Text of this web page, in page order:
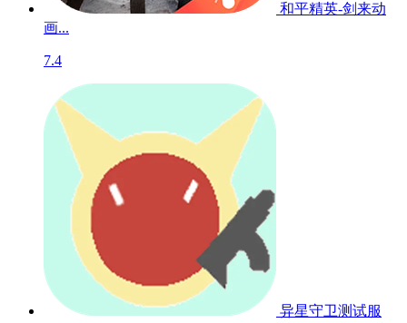
和平精英-剑来动
画...
7.4
异星守卫测试服